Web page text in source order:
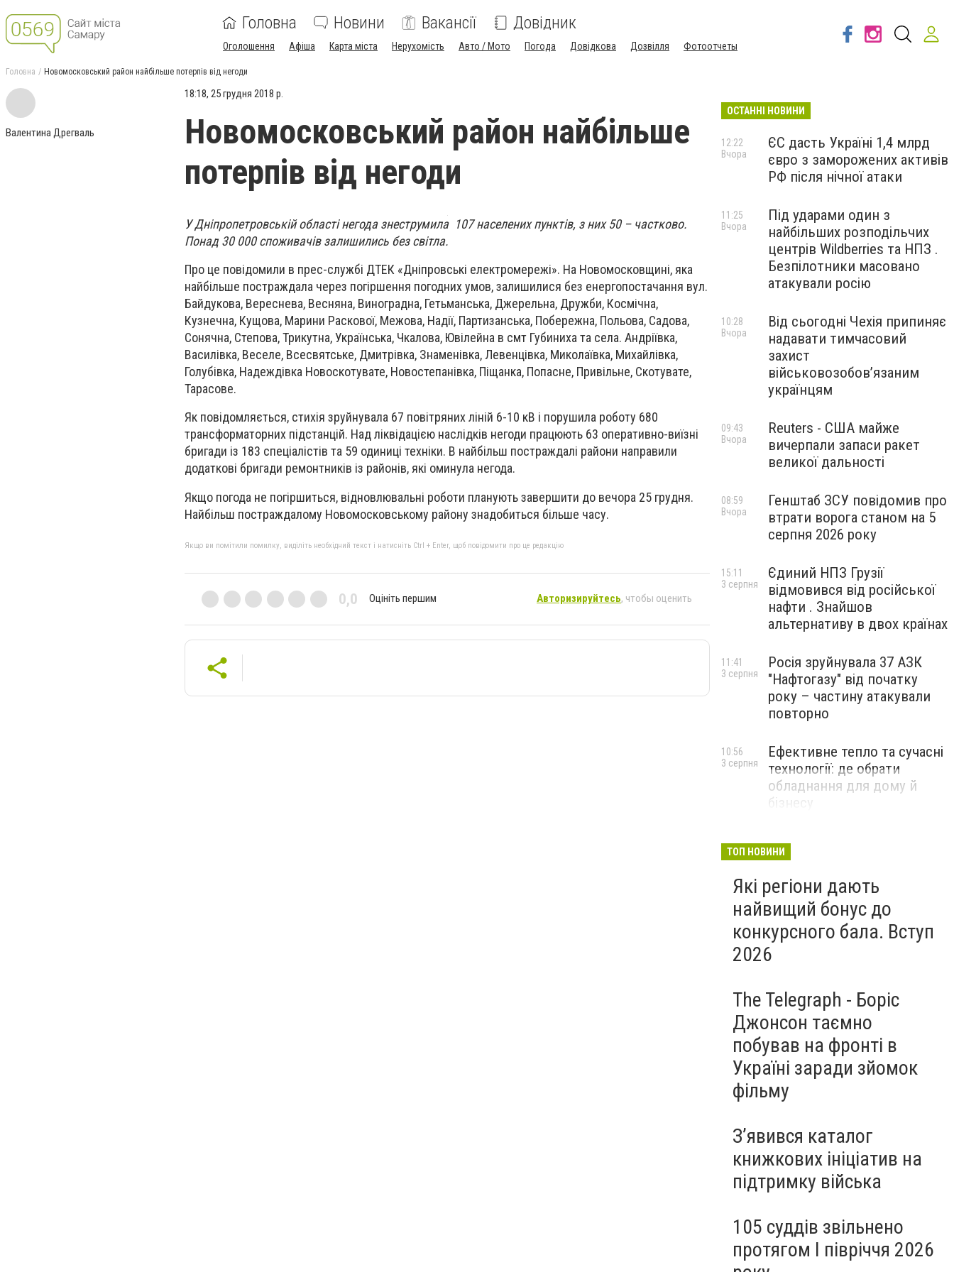
Головна Новини Вакансії Довідник
Оголошення Афіша Карта міста Нерухомість Авто / Мото Погода Довідкова Дозвілля Фотоотчеты
Головна Новомосковський район найбільше потерпів від негоди
Валентина Дрегваль
18:18, 25 грудня 2018 р.
Новомосковський район найбільше
потерпів від негоди
У Дніпропетровській області негода знеструмила 107 населених пунктів, з них 50 – частково.
Понад 30 000 споживачів залишились без світла.
Про це повідомили в прес-службі ДТЕК «Дніпровські електромережі». На Новомосковщині, яка
найбільше постраждала через погіршення погодних умов, залишилися без енергопостачання вул.
Байдукова, Вереснева, Весняна, Виноградна, Гетьманська, Джерельна, Дружби, Космічна,
Кузнечна, Кущова, Марини Раскової, Межова, Надії, Партизанська, Побережна, Польова, Садова,
Сонячна, Степова, Трикутна, Українська, Чкалова, Ювілейна в смт Губиниха та села. Андріївка,
Василівка, Веселе, Всесвятське, Дмитрівка, Знаменівка, Левенцівка, Миколаївка, Михайлівка,
Голубівка, Надеждівка Новоскотувате, Новостепанівка, Піщанка, Попасне, Привільне, Скотувате,
Тарасове.
Як повідомляється, стихія зруйнувала 67 повітряних ліній 6-10 кВ і порушила роботу 680
трансформаторних підстанцій. Над ліквідацією наслідків негоди працюють 63 оперативно-виїзні
бригади із 183 спеціалістів та 59 одиниці техніки. В найбільш постраждалі райони направили
додаткові бригади ремонтників із районів, які оминула негода.
Якщо погода не погіршиться, відновлювальні роботи планують завершити до вечора 25 грудня.
Найбільш постраждалому Новомосковському району знадобиться більше часу.
Якщо ви помітили помилку, виділіть необхідний текст і натисніть Ctrl + Enter, щоб повідомити про це редакцію
0,0 Оцініть першим Авторизируйтесь, чтобы оценить
ОСТАННІ НОВИНИ
ЄС дасть Україні 1,4 млрд
євро з заморожених активів
РФ після нічної атаки
12:22
Вчора
Під ударами один з
найбільших розподільчих
центрів Wildberries та НПЗ .
Безпілотники масовано
атакували росію
11:25
Вчора
Від сьогодні Чехія припиняє
надавати тимчасовий
захист
військовозобов’язаним
українцям
10:28
Вчора
Reuters - США майже
вичерпали запаси ракет
великої дальності
09:43
Вчора
Генштаб ЗСУ повідомив про
втрати ворога станом на 5
серпня 2026 року
08:59
Вчора
Єдиний НПЗ Грузії
відмовився від російської
нафти . Знайшов
альтернативу в двох країнах
15:11
3 серпня
Росія зруйнувала 37 АЗК
"Нафтогазу" від початку
року – частину атакували
повторно
11:41
3 серпня
Ефективне тепло та сучасні
технології: де обрати
обладнання для дому й
бізнесу
10:56
3 серпня
ТОП НОВИНИ
Які регіони дають
найвищий бонус до
конкурсного бала. Вступ
2026
The Telegraph - Боріс
Джонсон таємно
побував на фронті в
Україні заради зйомок
фільму
З’явився каталог
книжкових ініціатив на
підтримку війська
105 суддів звільнено
протягом I півріччя 2026